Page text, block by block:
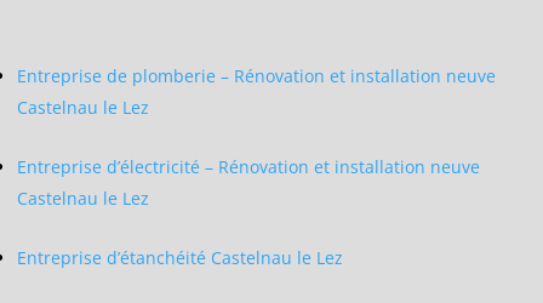
Entreprise de plomberie – Rénovation et installation neuve
Castelnau le Lez
Entreprise d’électricité – Rénovation et installation neuve
Castelnau le Lez
Entreprise d’étanchéité Castelnau le Lez